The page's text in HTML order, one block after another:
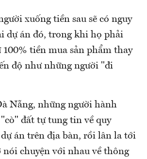
xuống tiền sau sẽ có nguy
dự án đó, trong khi họ phải
100% tiền mua sản phẩm thay
độ như những người "đi
Nẵng, những người hành
đất tự tung tin về quy
án trên địa bàn, rồi lân la tới
nói chuyện với nhau về thông